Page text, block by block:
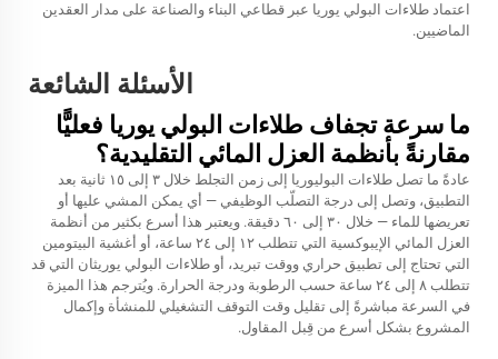
اعتماد طلاءات البولي يوريا عبر قطاعي البناء والصناعة على مدار العقدين
الماضيين.
الأسئلة الشائعة
ما سرعة تجفاف طلاءات البولي يوريا فعليًّا
مقارنةً بأنظمة العزل المائي التقليدية؟
عادةً ما تصل طلاءات البوليوريا إلى زمن التجلط خلال ٣ إلى ١٥ ثانية بعد
التطبيق، وتصل إلى درجة التصلّب الوظيفي — أي يمكن المشي عليها أو
تعريضها للماء — خلال ٣٠ إلى ٦٠ دقيقة. ويعتبر هذا أسرع بكثير من أنظمة
العزل المائي الإيبوكسية التي تتطلب ١٢ إلى ٢٤ ساعة، أو أغشية البيتومين
التي تحتاج إلى تطبيق حراري ووقت تبريد، أو طلاءات البولي يوريثان التي قد
تتطلب ٨ إلى ٢٤ ساعة حسب الرطوبة ودرجة الحرارة. ويُترجم هذا الميزة
في السرعة مباشرةً إلى تقليل وقت التوقف التشغيلي للمنشأة وإكمال
المشروع بشكل أسرع من قِبل المقاول.